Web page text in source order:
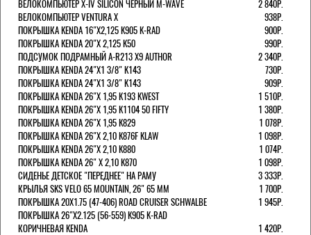
ВЕЛОКОМПЬЮТЕР X-IV SILICON ЧЕРНЫЙ M-WAVE
2 840Р.
ВЕЛОКОМПЬЮТЕР VENTURA Х
938Р.
ПОКРЫШКА KENDA 16"Х2,125 K905 K-RAD
900Р.
ПОКРЫШКА KENDA 20"Х 2,125 K50
990Р.
ПОДСУМОК ПОДРАМНЫЙ A-R213 X9 AUTHOR
2 340Р.
ПОКРЫШКА KENDA 24"Х1 3/8" K143
730Р.
ПОКРЫШКА KENDA 24"Х1 3/8" K143
909Р.
ПОКРЫШКА KENDA 26"Х 1,95 K193 KWEST
1 510Р.
ПОКРЫШКА KENDA 26"Х 1,95 K1104 50 FIFTY
1 380Р.
ПОКРЫШКА KENDA 26"Х 1,95 K829
1 078Р.
ПОКРЫШКА KENDA 26"Х 2,10 K876F KLAW
1 098Р.
ПОКРЫШКА KENDA 26"Х 2,10 K880
1 074Р.
ПОКРЫШКА KENDA 26" Х 2,10 K870
1 098Р.
СИДЕНЬЕ ДЕТСКОЕ "ПЕРЕДНЕЕ" НА РАМУ
3 333Р.
КРЫЛЬЯ SKS VELO 65 MOUNTAIN, 26" 65 ММ
1 700Р.
ПОКРЫШКА 20X1.75 (47-406) ROAD CRUISER SCHWALBE
1 945Р.
ПОКРЫШКА 26"Х2.125 (56-559) K905 K-RAD
КОРИЧНЕВАЯ KENDA
1 420Р.